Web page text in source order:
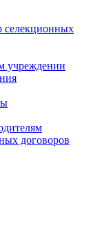
селекционных
учреждении
договоров